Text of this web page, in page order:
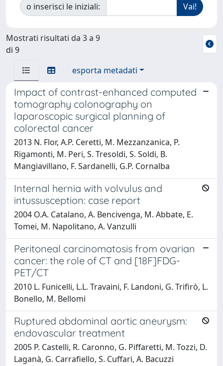
o inserisci le iniziali:
Mostrati risultati da 3 a 9
di 9
esporta metadati
Impact of contrast-enhanced computed
tomography colonography on
laparoscopic surgical planning of
colorectal cancer
2013 N. Flor, A.P. Ceretti, M. Mezzanzanica, P.
Rigamonti, M. Peri, S. Tresoldi, S. Soldi, B.
Mangiavillano, F. Sardanelli, G.P. Cornalba
Internal hernia with volvulus and
intussusception: case report
2004 O.A. Catalano, A. Bencivenga, M. Abbate, E.
Tomei, M. Napolitano, A. Vanzulli
Peritoneal carcinomatosis from ovarian
cancer: the role of CT and [18F]FDG-
PET/CT
2010 L. Funicelli, L.L. Travaini, F. Landoni, G. Trifirò, L.
Bonello, M. Bellomi
Ruptured abdominal aortic aneurysm:
endovascular treatment
2005 P. Castelli, R. Caronno, G. Piffaretti, M. Tozzi, D.
Laganà, G. Carrafiello, S. Cuffari, A. Bacuzzi